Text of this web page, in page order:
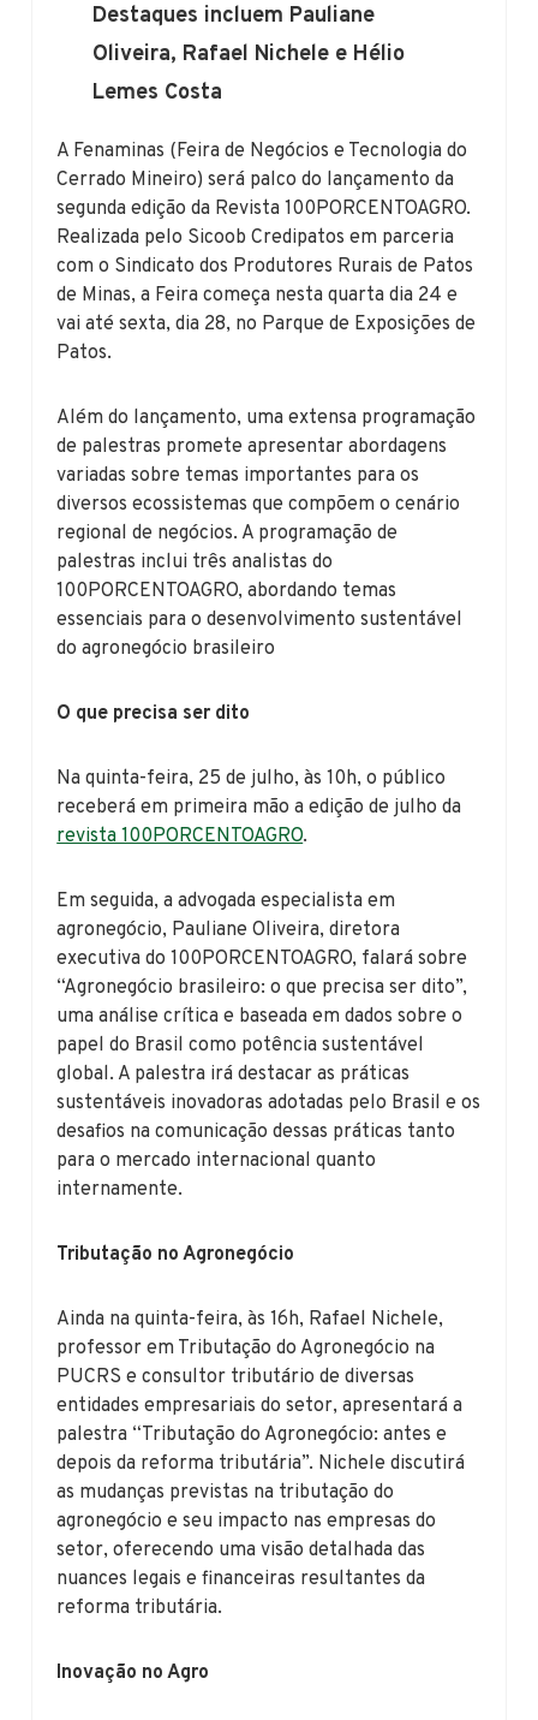
Destaques incluem Pauliane
Oliveira, Rafael Nichele e Hélio
Lemes Costa
A Fenaminas (Feira de Negócios e Tecnologia do
Cerrado Mineiro) será palco do lançamento da
segunda edição da Revista 100PORCENTOAGRO.
Realizada pelo Sicoob Credipatos em parceria
com o Sindicato dos Produtores Rurais de Patos
de Minas, a Feira começa nesta quarta dia 24 e
vai até sexta, dia 28, no Parque de Exposições de
Patos.
Além do lançamento, uma extensa programação
de palestras promete apresentar abordagens
variadas sobre temas importantes para os
diversos ecossistemas que compõem o cenário
regional de negócios. A programação de
palestras inclui três analistas do
100PORCENTOAGRO, abordando temas
essenciais para o desenvolvimento sustentável
do agronegócio brasileiro
O que precisa ser dito
Na quinta-feira, 25 de julho, às 10h, o público
receberá em primeira mão a edição de julho da
revista 100PORCENTOAGRO.
Em seguida, a advogada especialista em
agronegócio, Pauliane Oliveira, diretora
executiva do 100PORCENTOAGRO, falará sobre
“Agronegócio brasileiro: o que precisa ser dito”,
uma análise crítica e baseada em dados sobre o
papel do Brasil como potência sustentável
global. A palestra irá destacar as práticas
sustentáveis inovadoras adotadas pelo Brasil e os
desafios na comunicação dessas práticas tanto
para o mercado internacional quanto
internamente.
Tributação no Agronegócio
Ainda na quinta-feira, às 16h, Rafael Nichele,
professor em Tributação do Agronegócio na
PUCRS e consultor tributário de diversas
entidades empresariais do setor, apresentará a
palestra “Tributação do Agronegócio: antes e
depois da reforma tributária”. Nichele discutirá
as mudanças previstas na tributação do
agronegócio e seu impacto nas empresas do
setor, oferecendo uma visão detalhada das
nuances legais e financeiras resultantes da
reforma tributária.
Inovação no Agro